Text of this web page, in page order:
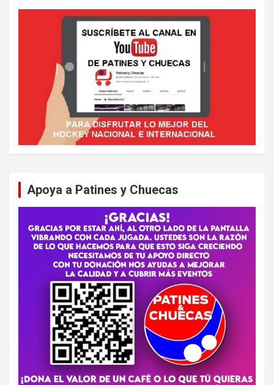
Apoya a Patines y Chuecas